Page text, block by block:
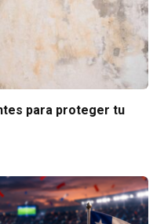
para proteger tu